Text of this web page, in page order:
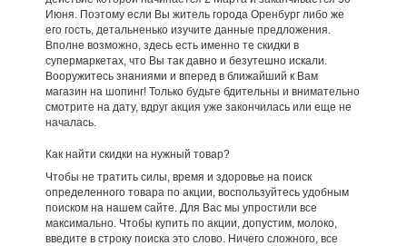
Июня. Поэтому если Вы житель города Оренбург либо же
его гость, детальненько изучите данные предложения.
Вполне возможно, здесь есть именно те скидки в
супермаркетах, что Вы так давно и безутешно искали.
Вооружитесь знаниями и вперед в ближайший к Вам
магазин на шопинг! Только будьте бдительны и внимательно
смотрите на дату, вдруг акция уже закончилась или еще не
началась.
Как найти скидки на нужный товар?
Чтобы не тратить силы, время и здоровье на поиск
определенного товара по акции, воспользуйтесь удобным
поиском на нашем сайте. Для Вас мы упростили все
максимально. Чтобы купить по акции, допустим, молоко,
введите в строку поиска это слово. Ничего сложного, все